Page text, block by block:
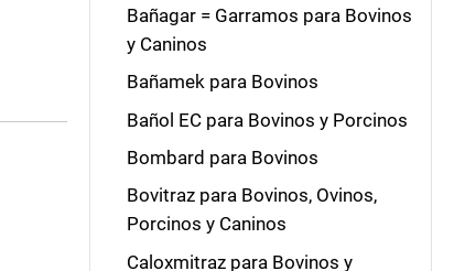
Bañagar = Garramos para Bovinos
y Caninos
Bañamek para Bovinos
Bañol EC para Bovinos y Porcinos
Bombard para Bovinos
Bovitraz para Bovinos, Ovinos,
Porcinos y Caninos
Caloxmitraz para Bovinos y